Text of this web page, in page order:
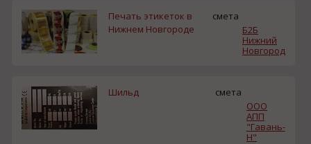
Печать этикеток в
Нижнем Новгороде
смета
Б2Б
Нижний
Новгород
Шильд
смета
ООО
АПП
"Гавань-
Н"